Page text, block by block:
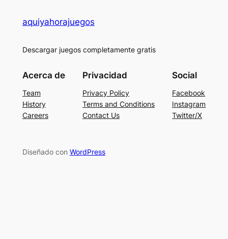
aquiyahorajuegos
Descargar juegos completamente gratis
Acerca de
Team
History
Careers
Privacidad
Privacy Policy
Terms and Conditions
Contact Us
Social
Facebook
Instagram
Twitter/X
Diseñado con WordPress